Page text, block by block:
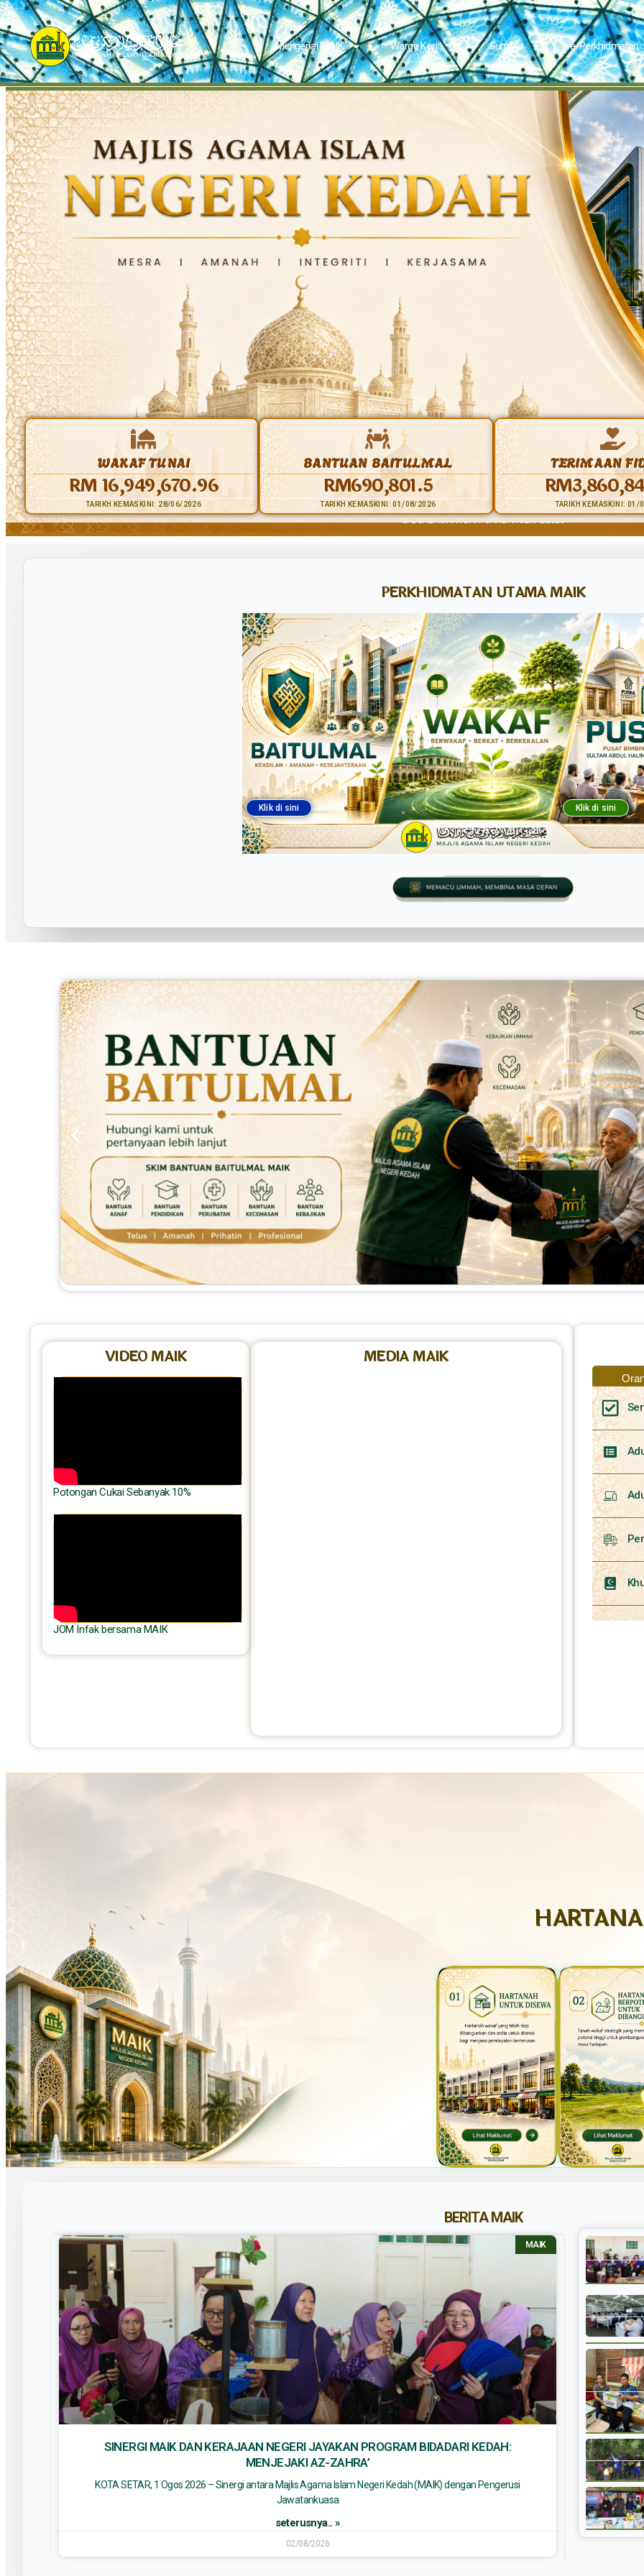
Mengenai MAIK Warga Kerja Sumber e-Perkhidmatan
WAKAF TUNAI
RM 16,949,670.96
TARIKH KEMASKINI: 28/06/2026
BANTUAN BAITULMAL
RM690,801.5
TARIKH KEMASKINI: 01/08/2026
TERIMAAN
TARIKH KEMASKINI: 01/
->> JADUAL AGIHAN BANTUAN BAITULMAL 2026 <<-
PERKHIDMATAN UTAMA MAIK
Klik di sini Klik di sini
VIDEO MAIK
Potongan Cukai Sebanyak 10%
JOM Infak bersama MAIK
MEDIA MAIK
HARTANAH
BERITA MAIK
MAIK
SINERGI MAIK DAN KERAJAAN NEGERI JAYAKAN PROGRAM BIDADARI KEDAH:
MENJEJAKI AZ-ZAHRA’
KOTA SETAR, 1 Ogos 2026 – Sinergi antara Majlis Agama Islam Negeri Kedah (MAIK) dengan Pengerusi
Jawatankuasa
seterusnya.. »
02/08/2026